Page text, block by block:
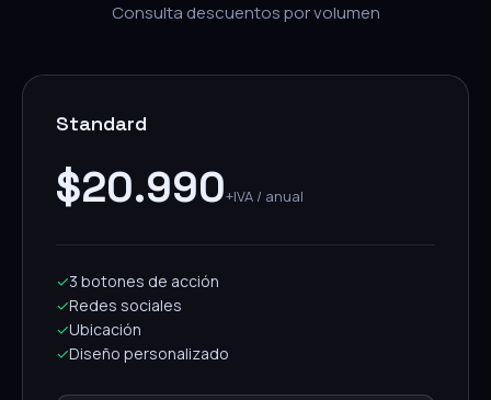
Consulta descuentos por volumen
Standard
$20.990+IVA / anual
✓3 botones de acción
✓Redes sociales
✓Ubicación
✓Diseño personalizado